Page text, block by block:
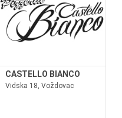
CASTELLO BIANCO
Vidska 18, Voždovac